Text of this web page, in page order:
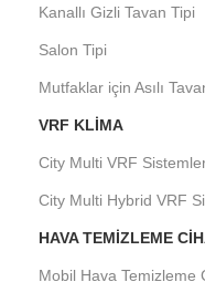
Kanallı Gizli Tavan Tipi
Salon Tipi
Mutfaklar için Asılı
VRF KLIMA
City Multi VRF
City Multi Hybrid VRF
HAVA TEMIZLEME
Mobil Hava Temizleme